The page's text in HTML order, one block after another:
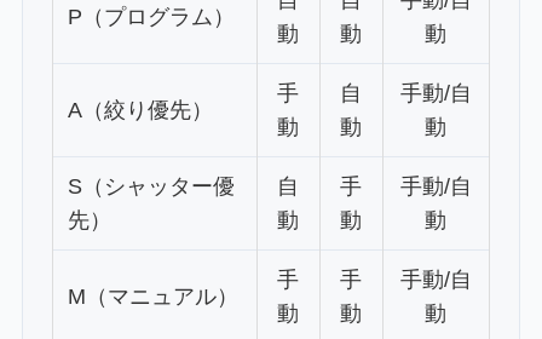
P（プログラム）
動
動
動
A（絞り優先）
手
動
自
動
手動/自
動
S（シャッター優
先）
自
動
手
動
手動/自
動
M（マニュアル）
手
動
手
動
手動/自
動